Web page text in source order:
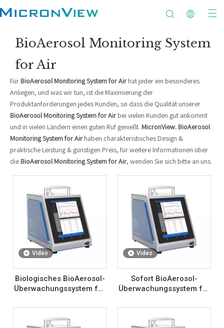
BioAerosol Monitoring System
for Air
Für BioAerosol Monitoring System for Air hat jeder ein besonderes
Anliegen, und was wir tun, ist die Maximierung der
Produktanforderungen jedes Kunden, so dass die Qualität unserer
BioAerosol Monitoring System for Air bei vielen Kunden gut ankommt
und in vielen Ländern einen guten Ruf genießt. MicronView. BioAerosol
Monitoring System for Air haben charakteristisches Design &
praktische Leistung & günstigen Preis, für weitere Informationen über
die BioAerosol Monitoring System for Air, wenden Sie sich bitte an uns.
Video
Biologisches BioAerosol-
Überwachungssystem für
Video
Sofort BioAerosol-
Überwachungssystem für